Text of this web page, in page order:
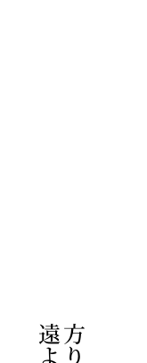
遠方
より